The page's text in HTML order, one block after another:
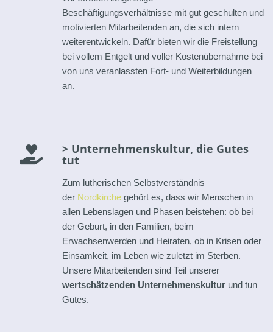
Beschäftigungsverhältnisse mit gut geschulten und
motivierten Mitarbeitenden an, die sich intern
weiterentwickeln. Dafür bieten wir die Freistellung
bei vollem Entgelt und voller Kostenübernahme bei
von uns veranlassten Fort- und Weiterbildungen
an.
> Unternehmenskultur, die Gutes
tut
Zum lutherischen Selbstverständnis
der Nordkirche gehört es, dass wir Menschen in
allen Lebenslagen und Phasen beistehen: ob bei
der Geburt, in den Familien, beim
Erwachsenwerden und Heiraten, ob in Krisen oder
Einsamkeit, im Leben wie zuletzt im Sterben.
Unsere Mitarbeitenden sind Teil unserer
wertschätzenden Unternehmenskultur und tun
Gutes.